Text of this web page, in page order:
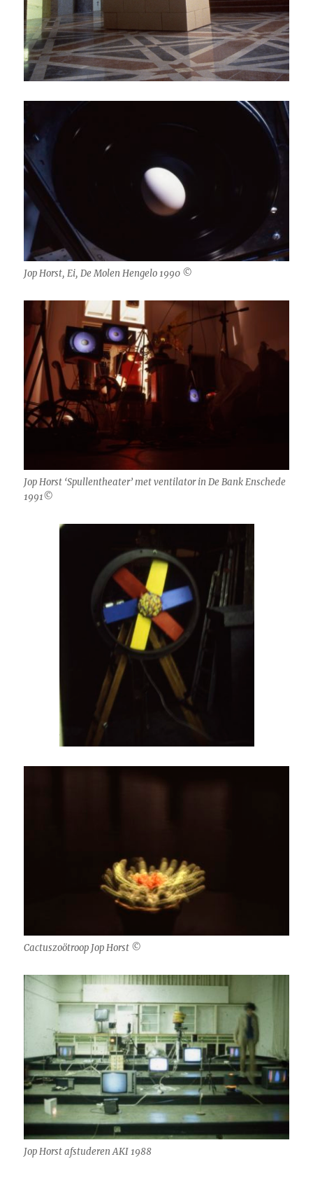
Jop Horst, Ei, De Molen Hengelo 1990 ©
Jop Horst ‘Spullentheater’ met ventilator in De Bank Enschede
1991©
Cactuszoötroop Jop Horst ©
Jop Horst afstuderen AKI 1988